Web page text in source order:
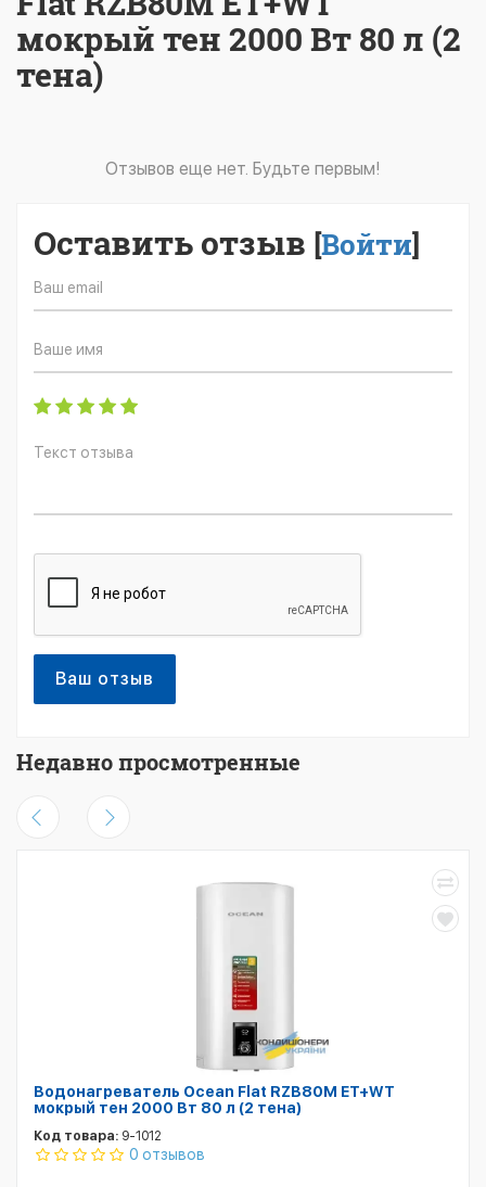
мокрый тен 2000 Вт 80 л (2
тена)
Отзывов еще нет. Будьте первым!
Оставить отзыв [Войти]
Ваш отзыв
Недавно просмотренные
Водонагреватель Ocean Flat RZB80M ET+WT
мокрый тен 2000 Вт 80 л (2 тена)
Код товара: 9-1012
0 отзывов